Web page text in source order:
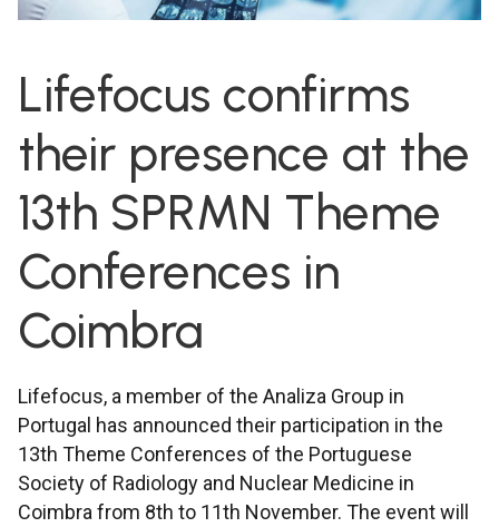
Lifefocus confirms
their presence at the
13th SPRMN Theme
Conferences in
Coimbra
Lifefocus, a member of the Analiza Group in
Portugal has announced their participation in the
13th Theme Conferences of the Portuguese
Society of Radiology and Nuclear Medicine in
Coimbra from 8th to 11th November. The event will